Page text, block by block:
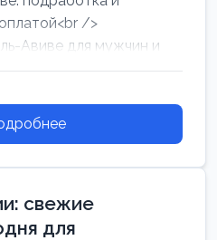
/>
Авиве для мужчин и
свежие
для